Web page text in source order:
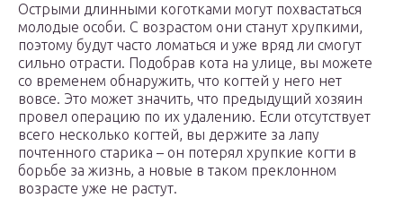
Острыми длинными коготками могут похвастаться
молодые особи. С возрастом они станут хрупкими,
поэтому будут часто ломаться и уже вряд ли смогут
сильно отрасти. Подобрав кота на улице, вы можете
со временем обнаружить, что когтей у него нет
вовсе. Это может значить, что предыдущий хозяин
провел операцию по их удалению. Если отсутствует
всего несколько когтей, вы держите за лапу
почтенного старика – он потерял хрупкие когти в
борьбе за жизнь, а новые в таком преклонном
возрасте уже не растут.